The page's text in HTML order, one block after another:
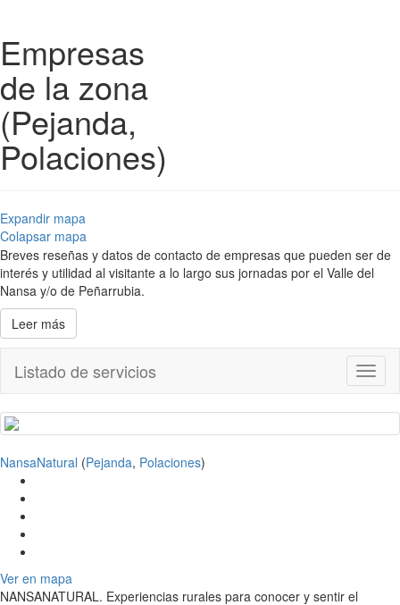
Empresas
de la zona
(Pejanda,
Polaciones)
Expandir mapa
Colapsar mapa
Breves reseñas y datos de contacto de empresas que pueden ser de
interés y utilidad al visitante a lo largo sus jornadas por el Valle del
Nansa y/o de Peñarrubia.
Leer más
Listado de servicios
NansaNatural (Pejanda, Polaciones)
Ver en mapa
NANSANATURAL. Experiencias rurales para conocer y sentir el